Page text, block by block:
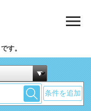
す。
条件を追加